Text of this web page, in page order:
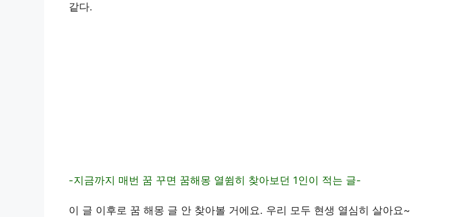
같다.
-지금까지 매번 꿈 꾸면 꿈해몽 열쓈히 찾아보던 1인이 적는 글-
이 글 이후로 꿈 해몽 글 안 찾아볼 거에요. 우리 모두 현생 열심히 살아요~